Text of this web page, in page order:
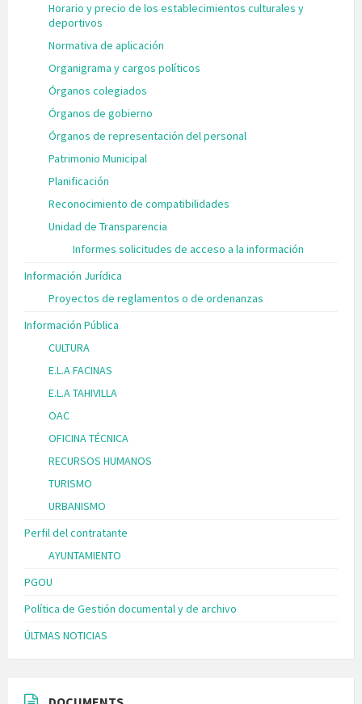
Horario y precio de los establecimientos culturales y
deportivos
Normativa de aplicación
Organigrama y cargos políticos
Órganos colegiados
Órganos de gobierno
Órganos de representación del personal
Patrimonio Municipal
Planificación
Reconocimiento de compatibilidades
Unidad de Transparencia
Informes solicitudes de acceso a la información
Información Jurídica
Proyectos de reglamentos o de ordenanzas
Información Pública
CULTURA
E.L.A FACINAS
E.L.A TAHIVILLA
OAC
OFICINA TÉCNICA
RECURSOS HUMANOS
TURISMO
URBANISMO
Perfil del contratante
AYUNTAMIENTO
PGOU
Política de Gestión documental y de archivo
ÚLTMAS NOTICIAS